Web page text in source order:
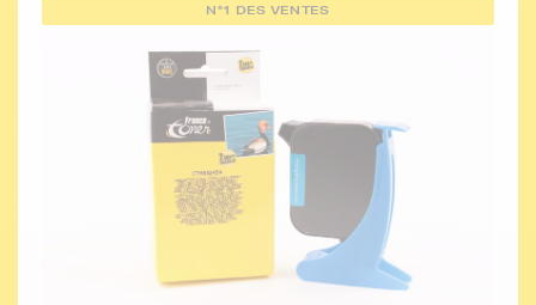
N°1 DES VENTES